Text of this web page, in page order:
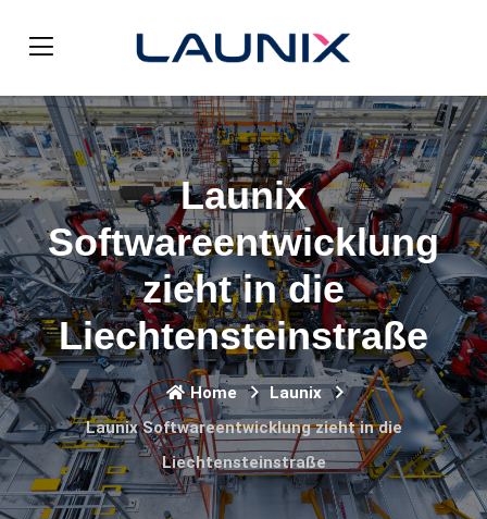
Launix
Softwareentwicklung
zieht in die
Liechtensteinstraße
Home
Launix
Launix Softwareentwicklung zieht in die
Liechtensteinstraße